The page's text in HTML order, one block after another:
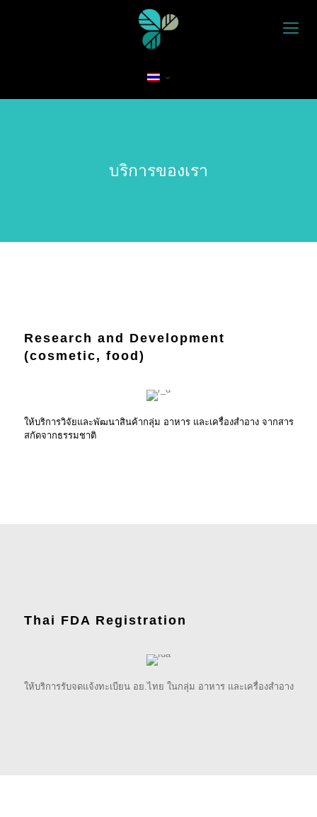
บริการของเรา
Research and Development
(cosmetic, food)
ให้บริการวิจัยและพัฒนาสินค้ากลุ่ม อาหาร และเครื่องสำอาง จากสาร
สกัดจากธรรมชาติ
Thai FDA Registration
ให้บริการรับจดแจ้งทะเบียน อย.ไทย ในกลุ่ม อาหาร และเครื่องสำอาง